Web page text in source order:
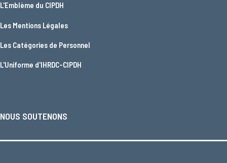
L'Emblème du CIPDH
Les Mentions Légales
Les Catégories de Personnel
L'Uniforme d'IHRDC-CIPDH
NOUS SOUTENONS